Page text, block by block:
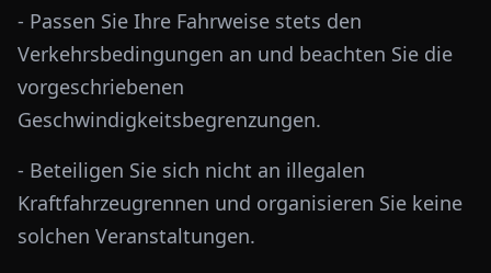
- Passen Sie Ihre Fahrweise stets den
Verkehrsbedingungen an und beachten Sie die
vorgeschriebenen
Geschwindigkeitsbegrenzungen.
- Beteiligen Sie sich nicht an illegalen
Kraftfahrzeugrennen und organisieren Sie keine
solchen Veranstaltungen.